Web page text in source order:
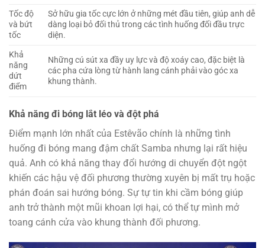
Tốc độ
và bứt
tốc
Sở hữu gia tốc cực lớn ở những mét đầu tiên, giúp anh dễ
dàng loại bỏ đối thủ trong các tình huống đối đầu trực
diện.
Khả
năng
dứt
điểm
Những cú sút xa đầy uy lực và độ xoáy cao, đặc biệt là
các pha cứa lòng từ hành lang cánh phải vào góc xa
khung thành.
Khả năng đi bóng lắt léo và đột phá
Điểm mạnh lớn nhất của Estêvão chính là những tình
huống đi bóng mang đậm chất Samba nhưng lại rất hiệu
quả. Anh có khả năng thay đổi hướng di chuyển đột ngột
khiến các hậu vệ đối phương thường xuyên bị mất trụ hoặc
phán đoán sai hướng bóng. Sự tự tin khi cầm bóng giúp
anh trở thành một mũi khoan lợi hại, có thể tự mình mở
toang cánh cửa vào khung thành đối phương.